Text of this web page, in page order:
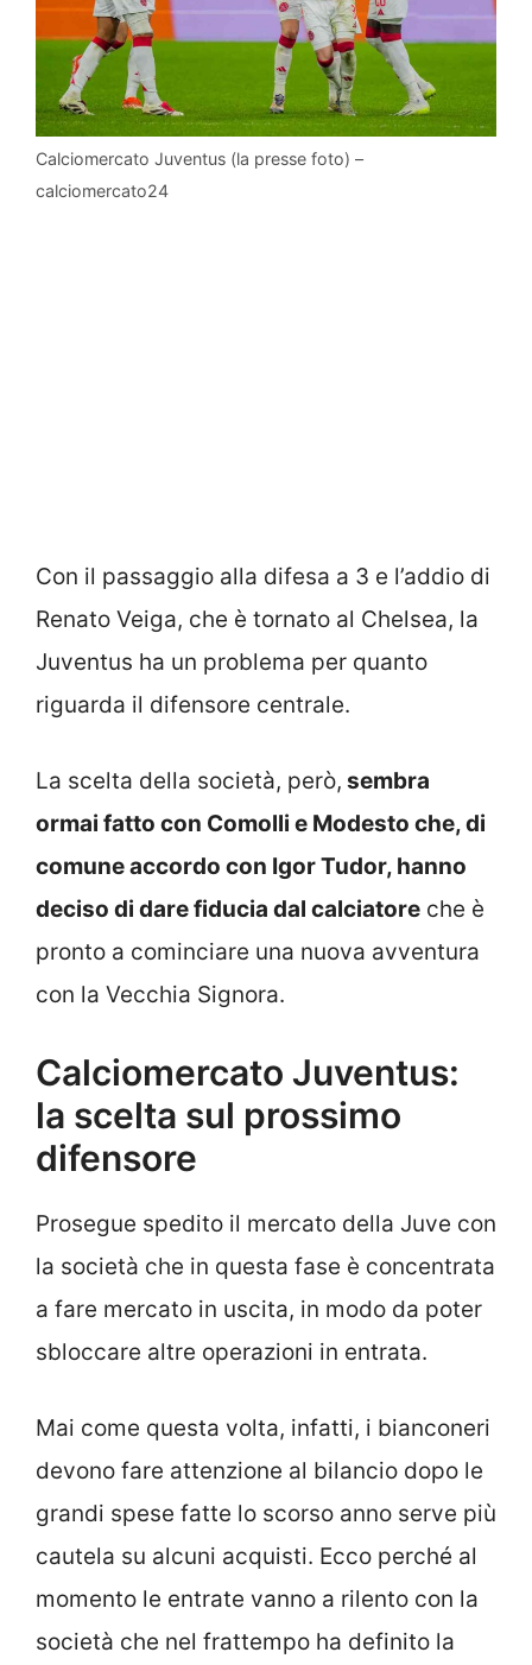
Calciomercato Juventus (la presse foto) –
calciomercato24
Con il passaggio alla difesa a 3 e l’addio di
Renato Veiga, che è tornato al Chelsea, la
Juventus ha un problema per quanto
riguarda il difensore centrale.
La scelta della società, però, sembra
ormai fatto con Comolli e Modesto che, di
comune accordo con Igor Tudor, hanno
deciso di dare fiducia dal calciatore che è
pronto a cominciare una nuova avventura
con la Vecchia Signora.
Calciomercato Juventus:
la scelta sul prossimo
difensore
Prosegue spedito il mercato della Juve con
la società che in questa fase è concentrata
a fare mercato in uscita, in modo da poter
sbloccare altre operazioni in entrata.
Mai come questa volta, infatti, i bianconeri
devono fare attenzione al bilancio dopo le
grandi spese fatte lo scorso anno serve più
cautela su alcuni acquisti. Ecco perché al
momento le entrate vanno a rilento con la
società che nel frattempo ha definito la